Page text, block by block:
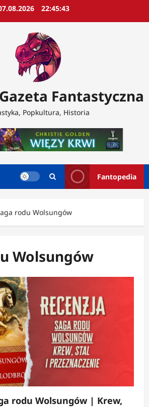
22:45:45
Fantastyczna
Popkultura, Historia
Fantopedia
rodu Wolsungów
Wolsungów
rodu Wolsungów | Krew,